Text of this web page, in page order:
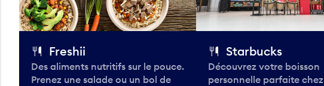
Freshii
Des aliments nutritifs sur le pouce.
Prenez une salade ou un bol de
Starbucks
Découvrez votre boisson
personnelle parfaite chez